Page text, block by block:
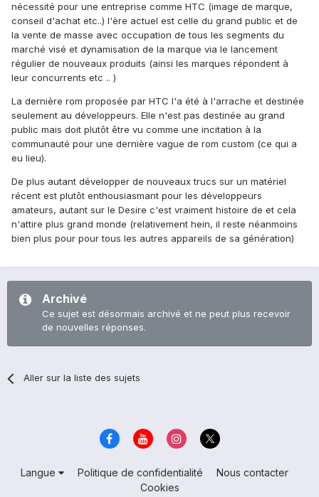
nécessité pour une entreprise comme HTC (image de marque,
conseil d'achat etc..) l'ère actuel est celle du grand public et de
la vente de masse avec occupation de tous les segments du
marché visé et dynamisation de la marque via le lancement
régulier de nouveaux produits (ainsi les marques répondent à
leur concurrents etc .. )
La dernière rom proposée par HTC l'a été à l'arrache et destinée
seulement au développeurs. Elle n'est pas destinée au grand
public mais doit plutôt être vu comme une incitation à la
communauté pour une dernière vague de rom custom (ce qui a
eu lieu).
De plus autant développer de nouveaux trucs sur un matériel
récent est plutôt enthousiasmant pour les développeurs
amateurs, autant sur le Desire c'est vraiment histoire de et cela
n'attire plus grand monde (relativement hein, il reste néanmoins
bien plus pour pour tous les autres appareils de sa génération)
Archivé
Ce sujet est désormais archivé et ne peut plus recevoir
de nouvelles réponses.
Aller sur la liste des sujets
Langue Politique de confidentialité
Nous contacter
Cookies